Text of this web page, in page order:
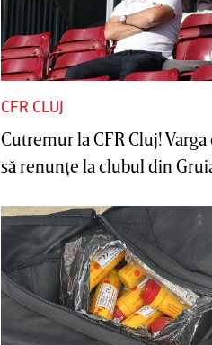
CFR CLUJ
Cutremur la CFR Cluj! Varga
să renunţe la clubul din